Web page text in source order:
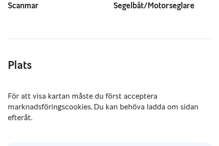
Scanmar
Segelbåt/Motorseglare
Plats